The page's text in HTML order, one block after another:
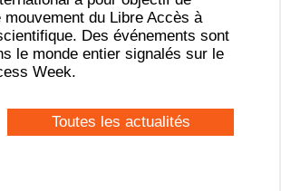
mouvement du Libre Accès à
Des événements sont
le monde entier signalés sur le
Week.
Toutes les actualités